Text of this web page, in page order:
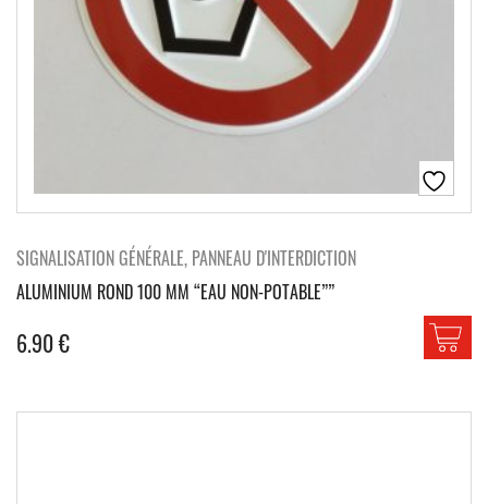
SIGNALISATION GÉNÉRALE, PANNEAU D'INTERDICTION
ALUMINIUM ROND 100 MM “EAU NON-POTABLE””
6.90€